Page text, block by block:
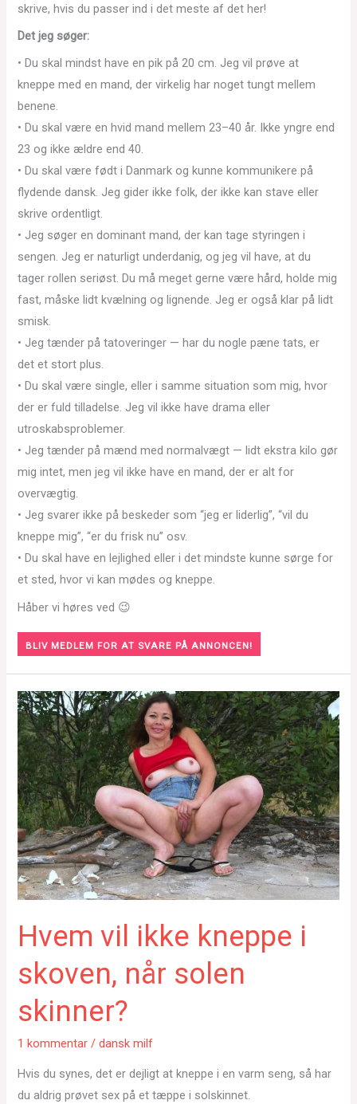
skrive, hvis du passer ind i det meste af det her!
Det jeg søger:
• Du skal mindst have en pik på 20 cm. Jeg vil prøve at
kneppe med en mand, der virkelig har noget tungt mellem
benene.
• Du skal være en hvid mand mellem 23–40 år. Ikke yngre end
23 og ikke ældre end 40.
• Du skal være født i Danmark og kunne kommunikere på
flydende dansk. Jeg gider ikke folk, der ikke kan stave eller
skrive ordentligt.
• Jeg søger en dominant mand, der kan tage styringen i
sengen. Jeg er naturligt underdanig, og jeg vil have, at du
tager rollen seriøst. Du må meget gerne være hård, holde mig
fast, måske lidt kvælning og lignende. Jeg er også klar på lidt
smisk.
• Jeg tænder på tatoveringer — har du nogle pæne tats, er
det et stort plus.
• Du skal være single, eller i samme situation som mig, hvor
der er fuld tilladelse. Jeg vil ikke have drama eller
utroskabsproblemer.
• Jeg tænder på mænd med normalvægt — lidt ekstra kilo gør
mig intet, men jeg vil ikke have en mand, der er alt for
overvægtig.
• Jeg svarer ikke på beskeder som “jeg er liderlig”, “vil du
kneppe mig”, “er du frisk nu” osv.
• Du skal have en lejlighed eller i det mindste kunne sørge for
et sted, hvor vi kan mødes og kneppe.
Håber vi høres ved 😉
BLIV MEDLEM FOR AT SVARE PÅ ANNONCEN!
Hvem vil ikke kneppe i
skoven, når solen
skinner?
1 kommentar /dansk milf
Hvis du synes, det er dejligt at kneppe i en varm seng, så har
du aldrig prøvet sex på et tæppe i solskinnet.